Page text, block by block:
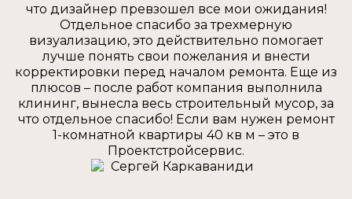
что дизайнер превзошел все мои ожидания!
Отдельное спасибо за трехмерную
визуализацию, это действительно помогает
лучше понять свои пожелания и внести
корректировки перед началом ремонта. Еще из
плюсов – после работ компания выполнила
клининг, вынесла весь строительный мусор, за
что отдельное спасибо! Если вам нужен ремонт
1-комнатной квартиры 40 кв м – это в
Проектстройсервис.